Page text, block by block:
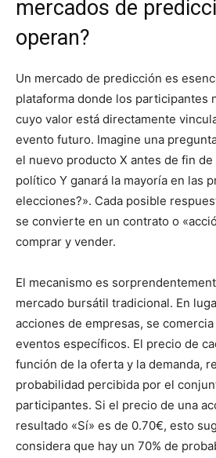
mercados de
operan?
Un mercado de predicción es
plataforma donde los participantes
cuyo valor está directamente
evento futuro. Imagine una
el nuevo producto X antes de fin de
político Y ganará la mayoría en las
elecciones?». Cada posible
se convierte en un contrato o
comprar y vender.
El mecanismo es
mercado bursátil tradicional. En
acciones de empresas, se
eventos específicos. El precio de
función de la oferta y la demanda,
probabilidad percibida por el
participantes. Si el precio de una
resultado «Sí» es de 0.70€, esto
considera que hay un 70% de